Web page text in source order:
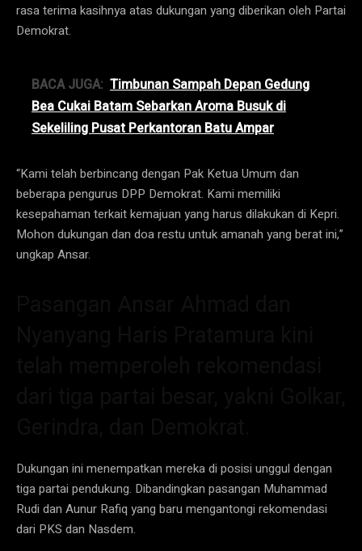
rasa terima kasihnya atas dukungan yang diberikan oleh Partai
Demokrat.
BACA JUGA: Timbunan Sampah Depan Gedung
Bea Cukai Batam Sebarkan Aroma Busuk di
Sekeliling Pusat Perkantoran Batu Ampar
“Kami telah berbincang dengan Pak Ketua Umum dan
beberapa pengurus DPP Demokrat. Kami memiliki
kesepahaman terkait kemajuan yang harus dilakukan di Kepri.
Mohon dukungan dan doa restu untuk amanah yang berat ini,”
ungkap Ansar.
Dukungan ini menempatkan mereka di posisi unggul dengan
tiga partai pendukung. Dibandingkan pasangan Muhammad
Rudi dan Aunur Rafiq yang baru mengantongi rekomendasi
dari PKS dan Nasdem.